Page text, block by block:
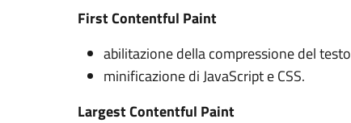
First Contentful Paint
abilitazione della compressione del testo
minificazione di JavaScript e CSS.
Largest Contentful Paint